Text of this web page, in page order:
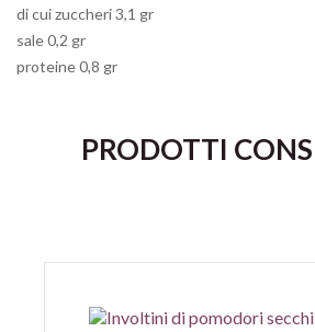
di cui zuccheri 3,1 gr
sale 0,2 gr
proteine 0,8 gr
PRODOTTI